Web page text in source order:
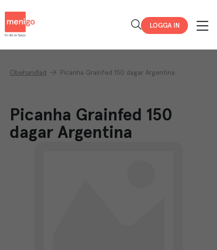
LOGGA IN
Obehandlad Picanha Grainfed 150 dagar Argentina
Picanha Grainfed 150
dagar Argentina